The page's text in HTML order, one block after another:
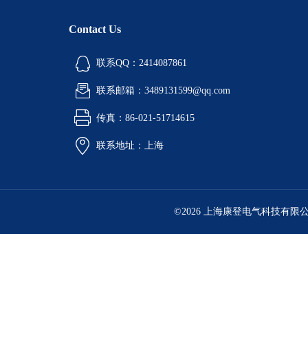
Contact Us
联系QQ：2414087861
联系邮箱：3489131599@qq.com
传真：86-021-51714615
联系地址：上海
©2026 上海康登电气科技有限